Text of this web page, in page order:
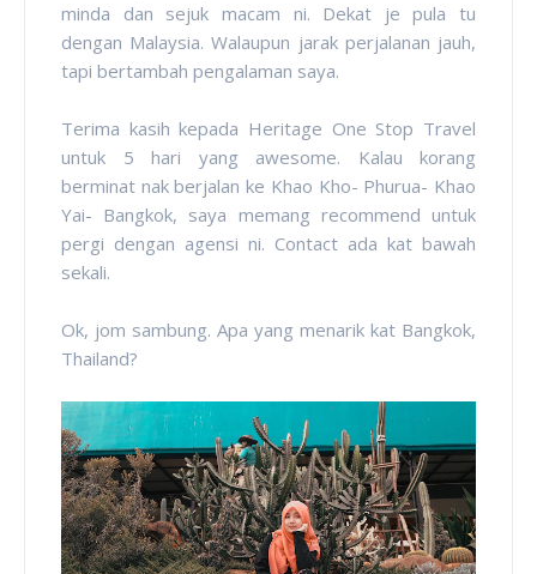
minda dan sejuk macam ni. Dekat je pula tu
dengan Malaysia. Walaupun jarak perjalanan jauh,
tapi bertambah pengalaman saya.
Terima kasih kepada Heritage One Stop Travel
untuk 5 hari yang awesome. Kalau korang
berminat nak berjalan ke Khao Kho- Phurua- Khao
Yai- Bangkok, saya memang recommend untuk
pergi dengan agensi ni. Contact ada kat bawah
sekali.
Ok, jom sambung. Apa yang menarik kat Bangkok,
Thailand?